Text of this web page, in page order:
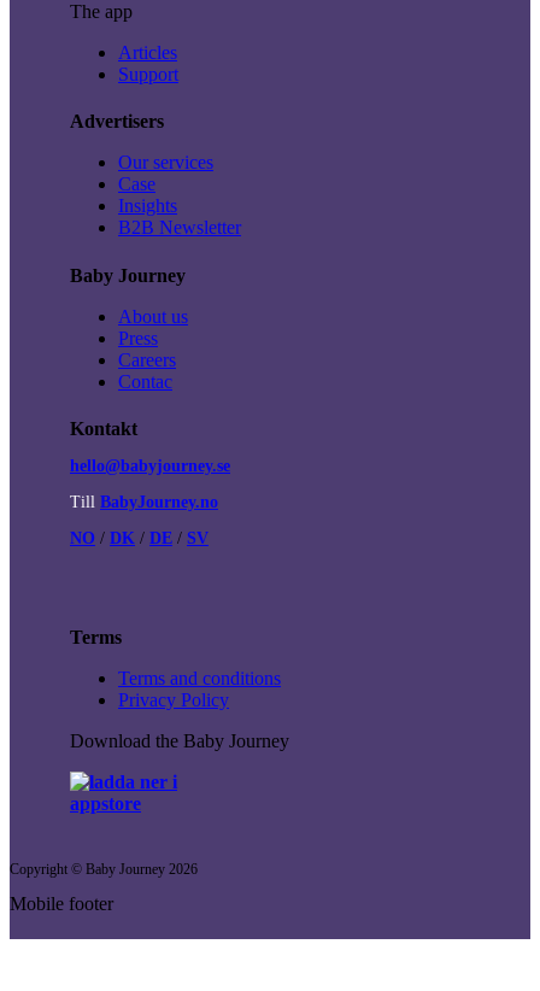
The app
Articles
Support
Advertisers
Our services
Case
Insights
B2B Newsletter
Baby Journey
About us
Press
Careers
Contac
Kontakt
hello@babyjourney.se
Till BabyJourney.no
NO / DK / DE / SV
Terms
Terms and conditions
Privacy Policy
Download the Baby Journey
Copyright © Baby Journey 2026
Mobile footer